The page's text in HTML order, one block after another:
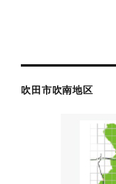
吹田市吹南地区